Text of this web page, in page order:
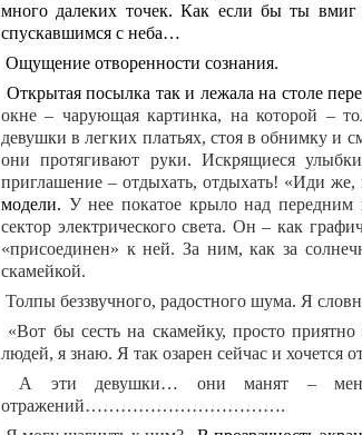
много далеких точек. Как если бы ты
спускавшимся с неба…
Ощущение отворенности сознания.
Открытая посылка так и лежала на столе
окне – чарующая картинка, на которой –
девушки в легких платьях, стоя в обнимку и
они протягивают руки. Искрящиеся
приглашение – отдыхать, отдыхать! «Иди
модели. У нее покатое крыло над передним
сектор электрического света. Он – как
«присоединен» к ней. За ним, как за
скамейкой.
Толпы беззвучного, радостного шума.
«Вот бы сесть на скамейку, просто
людей, я знаю. Я так озарен сейчас и хочется
А эти девушки… они манят –
отражений…………………………….